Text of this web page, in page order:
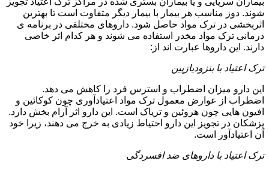
شوند. دوز مناسب هر بیمار با بیمار دیگر متفاوت است تا بهترین
اثربخشی در ترک مواد حاصل شود. داروهای مختلفی در برنامه ی
درمانی ترک مواد مخدر استفاده می شوند و هر کدام اثر خاصی
دارند. این داروها عبارت اند از:
ترک اعتیاد با بنزودیازپین
این دارو میزان اضطراب و استرس فرد را کاهش می دهد.
اضطراب از عوارض معمول ترک مواد اعتیادآوری چون کوکائین و
افیون هایی چون هروئین و تریاک است. این دارو اثر آرام بخش دارد.
پزشکان در تجویز این دارو احتیاط زیادی به خرج می دهند، زیرا خود
آن اعتیادآور است.
ترک اعتیاد با داروهای ضد افسردگی